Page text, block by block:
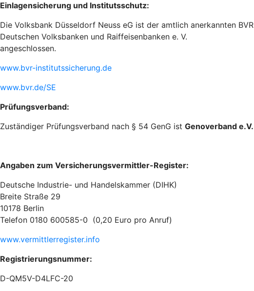
Einlagensicherung und Institutsschutz:
Die Volksbank Düsseldorf Neuss eG ist der amtlich anerkannten
Deutschen Volksbanken und Raiffeisenbanken e. V.
angeschlossen.
www.bvr-institutssicherung.de
www.bvr.de/SE
Prüfungsverband:
Zuständiger Prüfungsverband nach § 54 GenG ist Genoverband e.V.
Angaben zum Versicherungsvermittler-Register:
Deutsche Industrie- und Handelskammer (DIHK)
Breite Straße 29
10178 Berlin
Telefon 0180 600585-0 (0,20 Euro pro Anruf)
www.vermittlerregister.info
Registrierungsnummer:
D-QM5V-D4LFC-20